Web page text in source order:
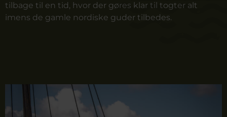
tilbage til en tid, hvor der gøres klar til togter alt
imens de gamle nordiske guder tilbedes.